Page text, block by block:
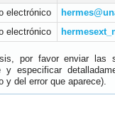
electrónico
electrónico
por favor enviar las
especificar
y del error que aparece).